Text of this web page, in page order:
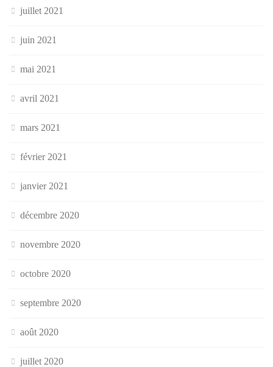
juillet 2021
juin 2021
mai 2021
avril 2021
mars 2021
février 2021
janvier 2021
décembre 2020
novembre 2020
octobre 2020
septembre 2020
août 2020
juillet 2020